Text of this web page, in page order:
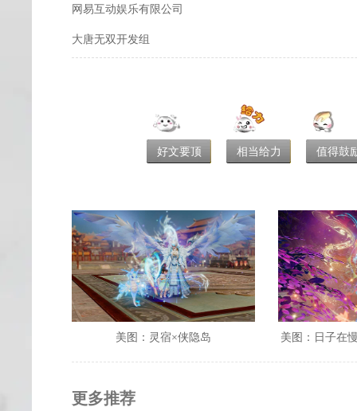
网易互动娱乐有限公司
大唐无双开发组
好文要顶 相当给力 值得鼓
美图：灵宿×侠隐岛 美图：日子在
更多推荐